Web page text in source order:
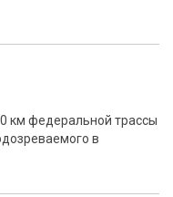
км федеральной трассы
в